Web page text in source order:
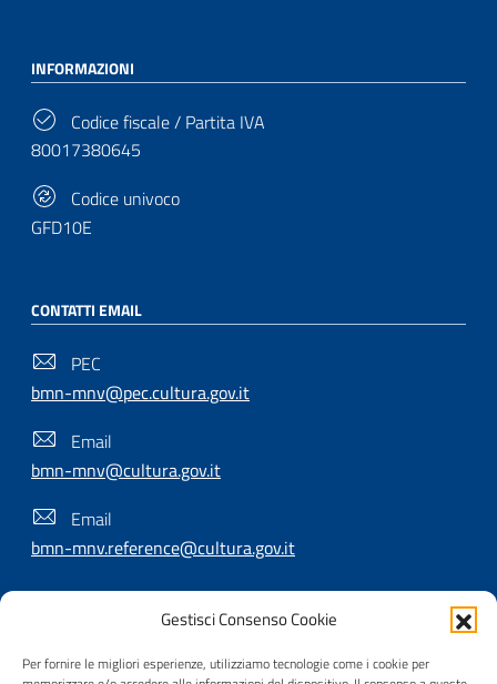
Gestisci Consenso Cookie
Per fornire le migliori esperienze, utilizziamo tecnologie come i cookie per
INFORMAZIONI
Codice fiscale / Partita IVA
80017380645
Codice univoco
GFD10E
CONTATTI EMAIL
PEC
bmn-mnv@pec.cultura.gov.it
Email
bmn-mnv@cultura.gov.it
Email
bmn-mnv.reference@cultura.gov.it